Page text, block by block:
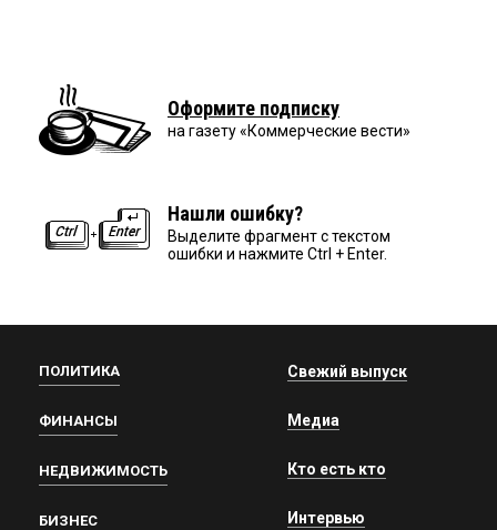
Оформите подписку
на газету «Коммерческие вести»
Нашли ошибку?
Выделите фрагмент с текстом
ошибки и нажмите Ctrl + Enter.
ПОЛИТИКА
ФИНАНСЫ
НЕДВИЖИМОСТЬ
БИЗНЕС
Свежий выпуск
Медиа
Кто есть кто
Интервью